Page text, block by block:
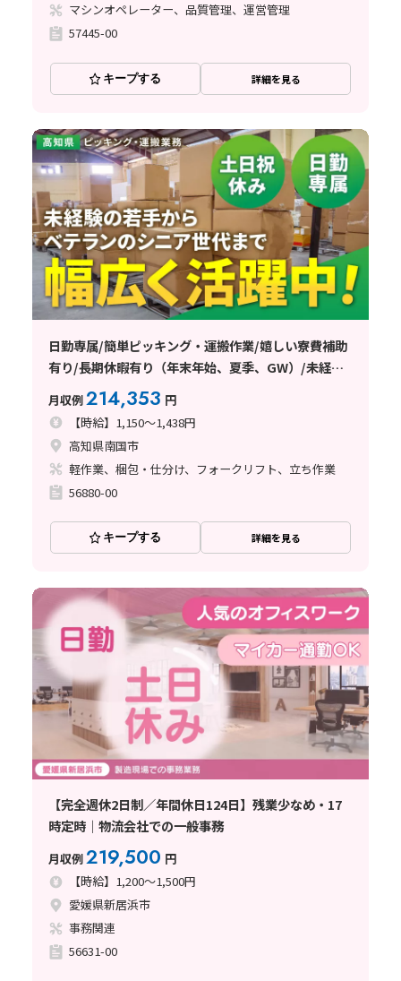
マシンオペレーター、品質管理、運営管理
57445-00
キープする 詳細を見る
日勤専属/簡単ピッキング・運搬作業/嬉しい寮費補助
有り/長期休暇有り（年末年始、夏季、GW）/未経験
の若手からベテランのシニア世代まで幅広く活躍中◎
月収例214,353 円
【時給】1,150～1,438円
高知県南国市
軽作業、梱包・仕分け、フォークリフト、立ち作業
56880-00
キープする 詳細を見る
【完全週休2日制／年間休日124日】残業少なめ・17
時定時｜物流会社での一般事務
月収例219,500 円
【時給】1,200～1,500円
愛媛県新居浜市
事務関連
56631-00